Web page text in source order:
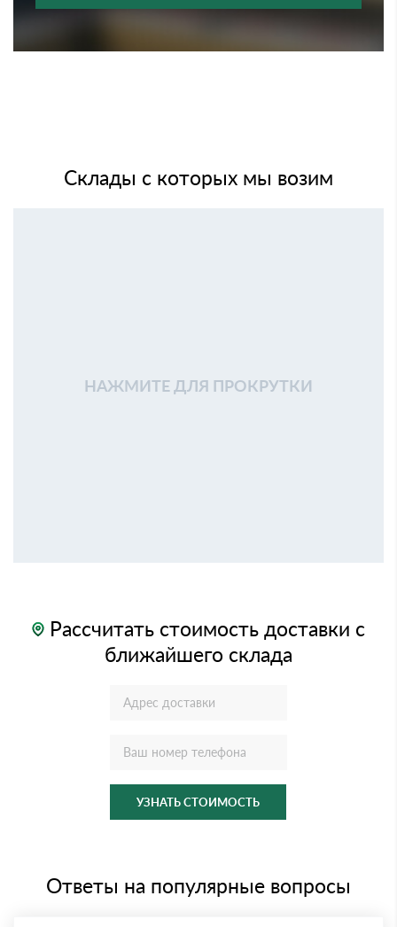
Склады с которых мы возим
НАЖМИТЕ ДЛЯ ПРОКРУТКИ
Рассчитать стоимость доставки с
ближайшего склада
УЗНАТЬ СТОИМОСТЬ
Ответы на популярные вопросы